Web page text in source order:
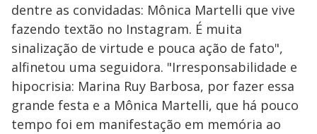
dentre as convidadas: Mônica Martelli que vive
fazendo textão no Instagram. É muita
sinalização de virtude e pouca ação de fato",
alfinetou uma seguidora. "Irresponsabilidade e
hipocrisia: Marina Ruy Barbosa, por fazer essa
grande festa e a Mônica Martelli, que há pouco
tempo foi em manifestação em memória ao